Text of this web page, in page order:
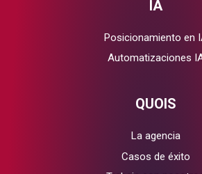
IA
Posicionamiento en
Automatizaciones
QUOIS
La agencia
Casos de éxito